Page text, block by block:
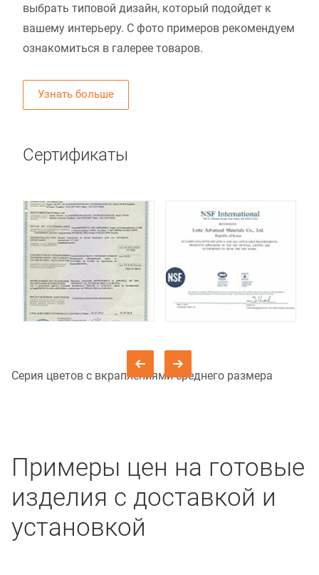
выбрать типовой дизайн, который подойдет к
вашему интерьеру. С фото примеров рекомендуем
ознакомиться в галерее товаров.
Узнать больше
Сертификаты
Серия цветов с вкраплениями среднего размера
Примеры цен на готовые
изделия с доставкой и
установкой